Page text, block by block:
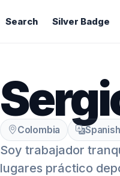
Search Silver Badge
Colombia
Soy trabajador
lugares práctico